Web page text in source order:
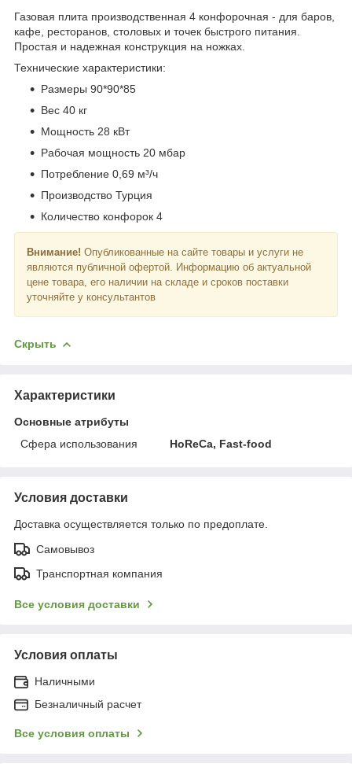
Газовая плита производственная 4 конфорочная - для баров,
кафе, ресторанов, столовых и точек быстрого питания.
Простая и надежная конструкция на ножках.
Технические характеристики:
Размеры 90*90*85
Вес 40 кг
Мощность 28 кВт
Рабочая мощность 20 мбар
Потребление 0,69 м³/ч
Производство Турция
Количество конфорок 4
Внимание! Опубликованные на сайте товары и услуги не
являются публичной офертой. Информацию об актуальной
цене товара, его наличии на складе и сроков поставки
уточняйте у консультантов
Скрыть
Характеристики
Основные атрибуты
Сфера использования
HoReCa, Fast-food
Условия доставки
Доставка осуществляется только по предоплате.
Самовывоз
Транспортная компания
Все условия доставки
Условия оплаты
Наличными
Безналичный расчет
Все условия оплаты